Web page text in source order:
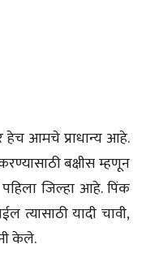
हेच आमचे प्राधान्य आहे.
बक्षीस म्हणून
पहिला जिल्हा आहे. पिंक
त्यासाठी यादी चावी,
केले.